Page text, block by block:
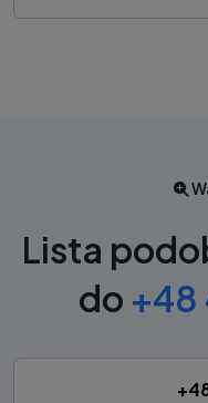
Lista
do +48